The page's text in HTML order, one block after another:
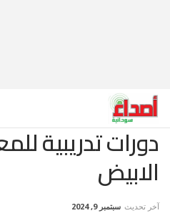
دورات تدريبية
الابيض
آخر تحديث سبتمبر 9, 2024